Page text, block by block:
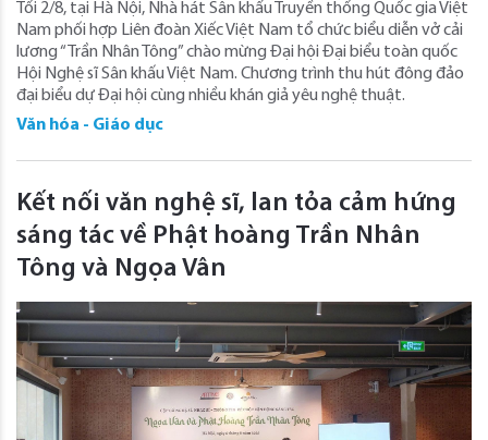
Tối 2/8, tại Hà Nội, Nhà hát Sân khấu Truyền thống Quốc gia Việt
Nam phối hợp Liên đoàn Xiếc Việt Nam tổ chức biểu diễn vở cải
lương “Trần Nhân Tông” chào mừng Đại hội Đại biểu toàn quốc
Hội Nghệ sĩ Sân khấu Việt Nam. Chương trình thu hút đông đảo
đại biểu dự Đại hội cùng nhiều khán giả yêu nghệ thuật.
Văn hóa - Giáo dục
Kết nối văn nghệ sĩ, lan tỏa cảm hứng
sáng tác về Phật hoàng Trần Nhân
Tông và Ngọa Vân